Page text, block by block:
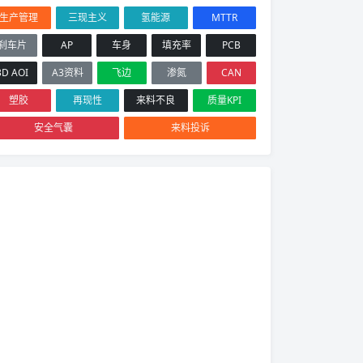
生产管理 三现主义 氢能源
MTTR
车片
AP 车身 填充率
PCB
AOI
A3资料 飞边 渗氮
CAN
塑胶
再现性 来料不良
质量KPI
安全气囊
来料投诉